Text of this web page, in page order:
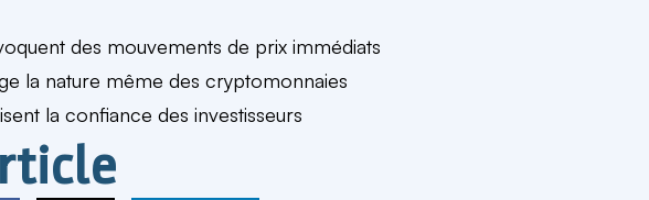
des mouvements de prix immédiats
la nature même des cryptomonnaies
la confiance des investisseurs